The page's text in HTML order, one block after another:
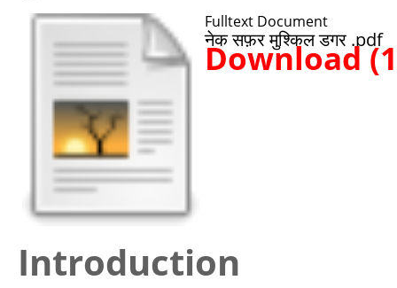
Fulltext Document
नेक सफ़र मुश्किल डगर .pdf
Download
Introduction